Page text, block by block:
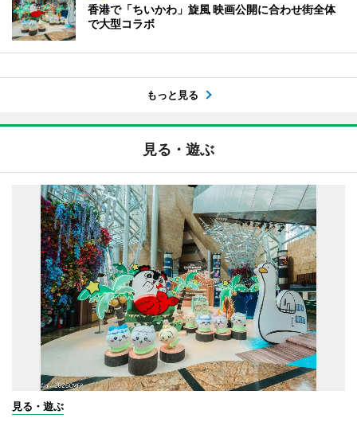
香港で「ちいかわ」旋風 映画公開に合わせ街全体
で大型コラボ
もっと見る
見る・遊ぶ
見る・遊ぶ